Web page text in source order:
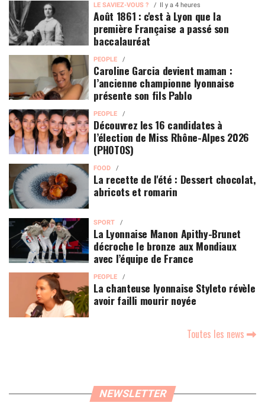
LE SAVIEZ-VOUS ? Il y a 4 heures
Août 1861 : c'est à Lyon que la
première Française a passé son
baccalauréat
PEOPLE
Caroline Garcia devient maman :
l’ancienne championne lyonnaise
présente son fils Pablo
PEOPLE
Découvrez les 16 candidates à
l’élection de Miss Rhône-Alpes 2026
(PHOTOS)
FOOD
La recette de l'été : Dessert chocolat,
abricots et romarin
SPORT
La Lyonnaise Manon Apithy-Brunet
décroche le bronze aux Mondiaux
avec l’équipe de France
PEOPLE
La chanteuse lyonnaise Styleto révèle
avoir failli mourir noyée
Toutes les news
NEWSLETTER